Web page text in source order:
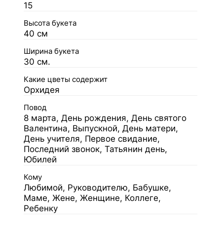
15
Высота букета
40 см
Ширина букета
30 см.
Какие цветы содержит
Орхидея
Повод
8 марта, День рождения, День святого
Валентина, Выпускной, День матери,
День учителя, Первое свидание,
Последний звонок, Татьянин день,
Юбилей
Кому
Любимой, Руководителю, Бабушке,
Маме, Жене, Женщине, Коллеге,
Ребенку